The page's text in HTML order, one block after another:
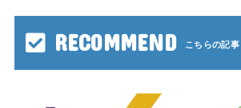
RECOMMEND